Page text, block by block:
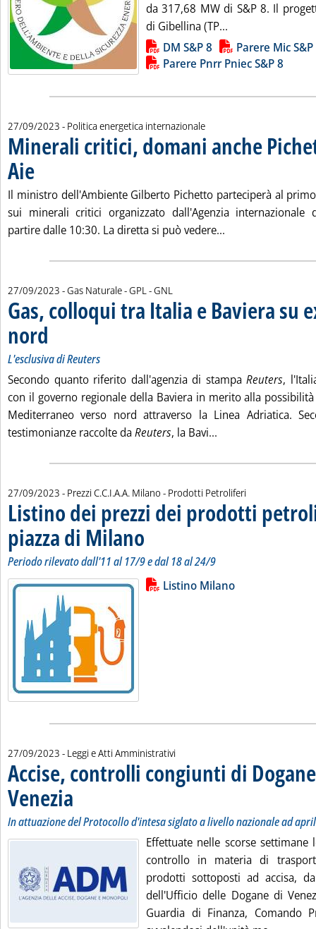
da 317,68 MW di S&P 8. Il
di Gibellina (TP...
Lista allegati PDF alla notizia
DM S&P 8
Parere Mic
Parere Pnrr Pniec S&P 8
27/09/2023 - Politica energetica internazionale
Minerali critici, domani anche
Aie
Il ministro dell'Ambiente Gilberto Pichetto parteciperà al
sui minerali critici organizzato dall'Agenzia internazionale
partire dalle 10:30. La diretta si può vedere...
27/09/2023 - Gas Naturale - GPL - GNL
Gas, colloqui tra Italia e Baviera su
nord . Sottotitolo: L'esclusiva di Reuters
. Pubblicata mercoledì 27 settembre 2023 alle 13.7.
L'esclusiva di Reuters
Secondo quanto riferito dall'agenzia di stampaReuters,
con il governo regionale della Baviera in merito alla
Mediterraneo verso nord attraverso la Linea Adriatica.
testimonianze raccolte daReuters, la Bavi...
27/09/2023 - Prezzi C.C.I.A.A. Milano - Prodotti Petroliferi
Listino dei prezzi dei prodotti
piazza di Milano . Sottotitolo: Periodo rilevato dall'11 al 17/9 e dal
. Pubblicata mercoledì 27 settembre 2023 alle
Periodo rilevato dall'11 al 17/9 e dal 18 al 24/9
Leggi tutta la notizia: 'Listino
Lista allegati PDF alla notizia
Listino Milano
27/09/2023 - Leggi e Atti Amministrativi
Accise, controlli congiunti di
Venezia . Sottotitolo: In attuazione del Protocollo d'intesa siglato a livello
. Pubblicata mercoledì 27 settembre 2023 alle 12.50.
In attuazione del Protocollo d'intesa siglato a livello nazionale ad
Effettuate nelle scorse
controllo in materia di
prodotti sottoposti ad accisa,
dell'Ufficio delle Dogane di
Guardia di Finanza, Comando